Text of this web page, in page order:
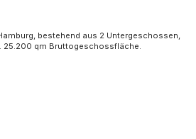
bestehend aus 2 Untergeschossen,
25.200 qm Bruttogeschossfläche.